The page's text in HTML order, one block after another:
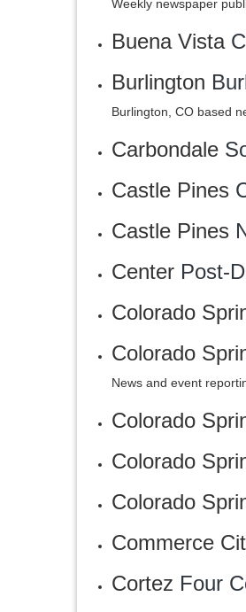
Weekly newspaper
Buena Vista
Burlington
Burlington, CO based
Carbondale
Castle Pines
Castle Pines
Center Post-
Colorado
Colorado
News and event
Colorado
Colorado
Colorado
Commerce
Cortez Four